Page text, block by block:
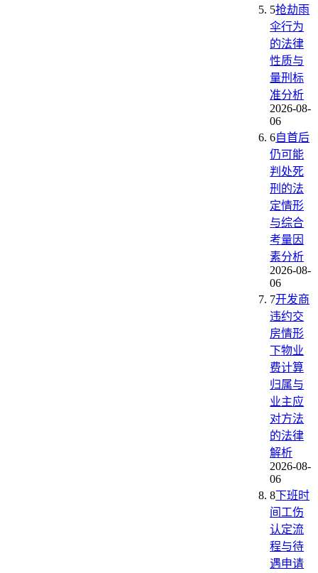
5抢劫雨
伞行为
的法律
性质与
量刑标
准分析
2026-08-
06
6自首后
仍可能
判处死
刑的法
定情形
与综合
考量因
素分析
2026-08-
06
7开发商
违约交
房情形
下物业
费计算
归属与
业主应
对方法
的法律
解析
2026-08-
06
8下班时
间工伤
认定流
程与待
遇申请